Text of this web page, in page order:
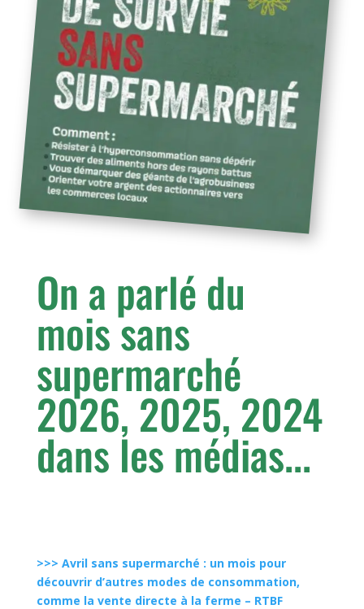
On a parlé du
mois sans
supermarché
2026, 2025, 2024
dans les médias...
>>> Avril sans supermarché : un mois pour
découvrir d’autres modes de consommation,
comme la vente directe à la ferme – RTBF